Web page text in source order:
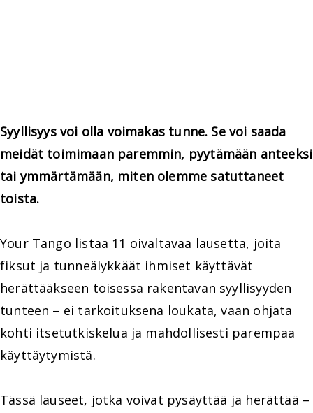
Syyllisyys voi olla voimakas tunne. Se voi saada
meidät toimimaan paremmin, pyytämään anteeksi
tai ymmärtämään, miten olemme satuttaneet
toista.
Your Tango listaa 11 oivaltavaa lausetta, joita
fiksut ja tunneälykkäät ihmiset käyttävät
herättääkseen toisessa rakentavan syyllisyyden
tunteen – ei tarkoituksena loukata, vaan ohjata
kohti itsetutkiskelua ja mahdollisesti parempaa
käyttäytymistä.
Tässä lauseet, jotka voivat pysäyttää ja herättää –